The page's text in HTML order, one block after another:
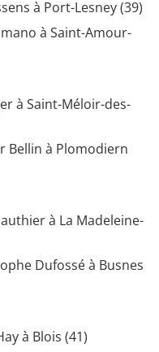
à Port-Lesney (39)
à Saint-Amour-
à Saint-Méloir-des-
Bellin à Plomodiern
à La Madeleine-
Dufossé à Busnes
à Blois (41)